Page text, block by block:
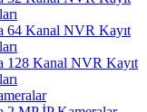
64 Kanal NVR Kayıt
128 Kanal NVR Kayıt